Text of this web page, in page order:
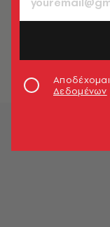
Δεδομένων